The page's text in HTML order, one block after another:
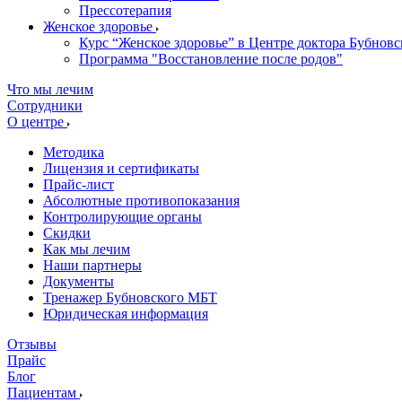
Прессотерапия
Женское здоровье
Курс “Женское здоровье” в Центре доктора
Программа "Восстановление после родов"
Что мы лечим
Сотрудники
О центре
Методика
Лицензия и сертификаты
Прайс-лист
Абсолютные противопоказания
Контролирующие органы
Скидки
Как мы лечим
Наши партнеры
Документы
Тренажер Бубновского МБТ
Юридическая информация
Отзывы
Прайс
Блог
Пациентам